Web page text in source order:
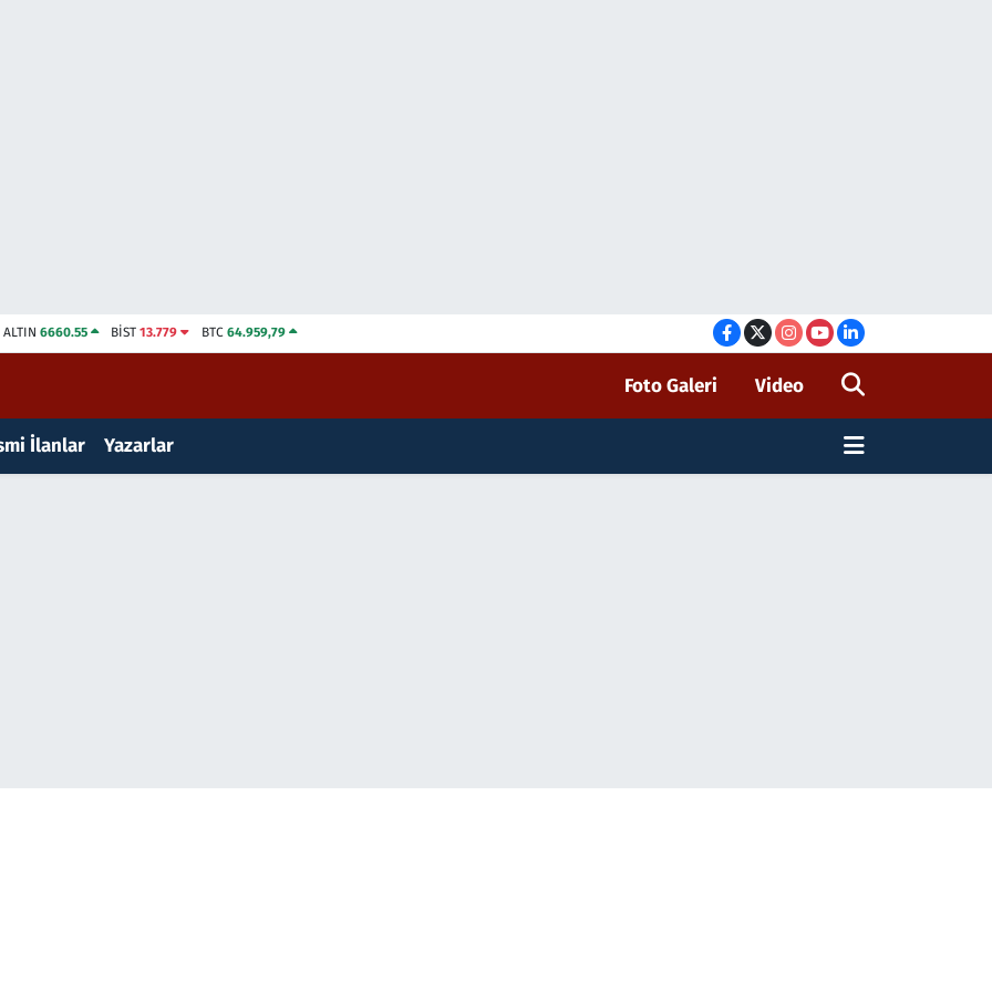
ALTIN 6660.55 BİST13.779 BTC 64.959,79
Foto Galeri Video
İlanlar Yazarlar